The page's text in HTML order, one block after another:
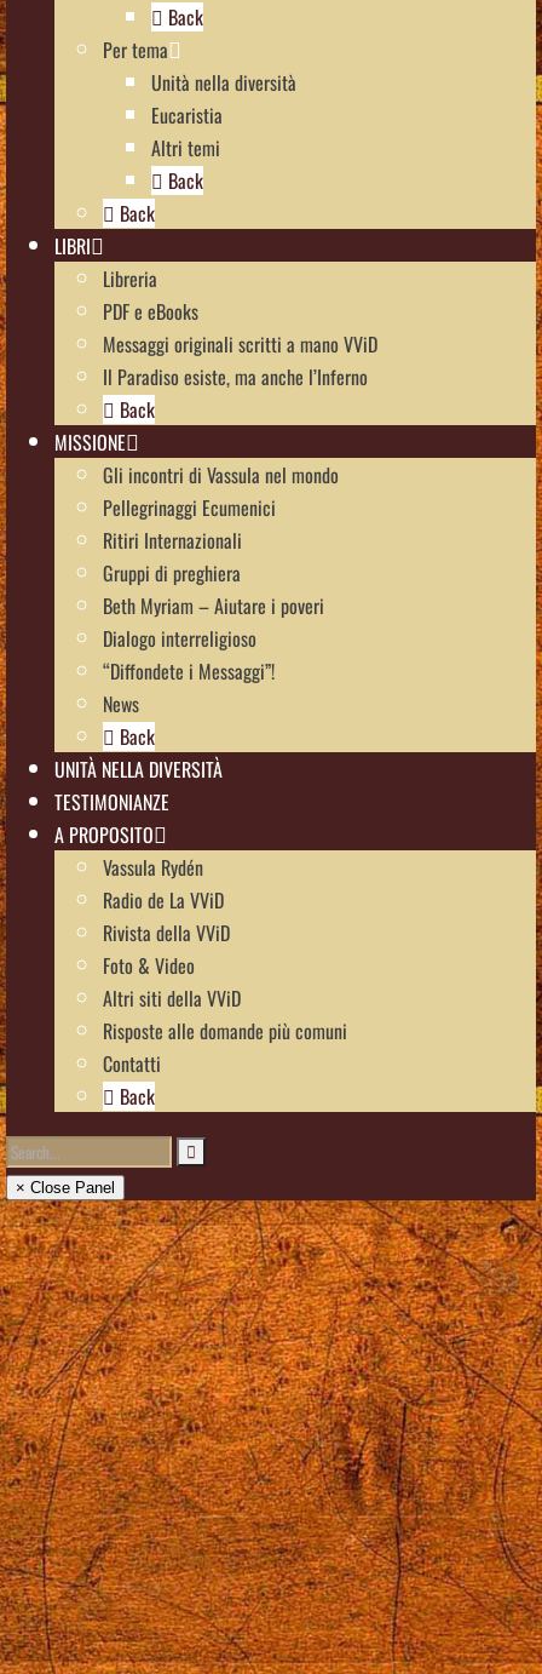
Back
Per tema
Unità nella diversità
Eucaristia
Altri temi
Back
Back
LIBRI
Libreria
PDF e eBooks
Messaggi originali scritti a mano VViD
Il Paradiso esiste, ma anche l’Inferno
Back
MISSIONE
Gli incontri di Vassula nel mondo
Pellegrinaggi Ecumenici
Ritiri Internazionali
Gruppi di preghiera
Beth Myriam – Aiutare i poveri
Dialogo interreligioso
“Diffondete i Messaggi”!
News
Back
UNITÀ NELLA DIVERSITÀ
TESTIMONIANZE
A PROPOSITO
Vassula Rydén
Radio de La VViD
Rivista della VViD
Foto & Video
Altri siti della VViD
Risposte alle domande più comuni
Contatti
Back
× Close Panel